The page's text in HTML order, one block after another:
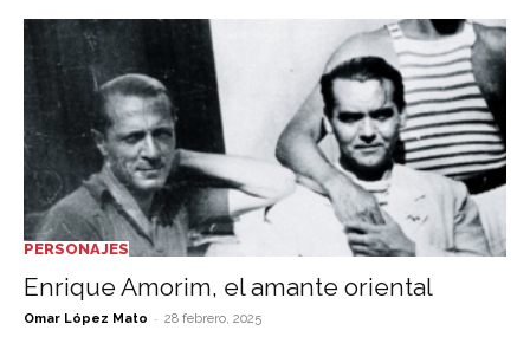
PERSONAJES
Enrique Amorim, el amante oriental
Omar López Mato - 28 febrero, 2025